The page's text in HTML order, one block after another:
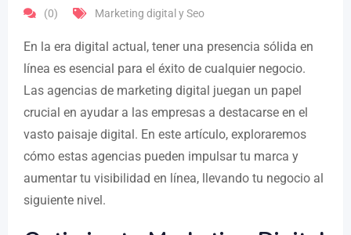
(0) Marketing digital y Seo
En la era digital actual, tener una presencia sólida en
línea es esencial para el éxito de cualquier negocio.
Las agencias de marketing digital juegan un papel
crucial en ayudar a las empresas a destacarse en el
vasto paisaje digital. En este artículo, exploraremos
cómo estas agencias pueden impulsar tu marca y
aumentar tu visibilidad en línea, llevando tu negocio al
siguiente nivel.